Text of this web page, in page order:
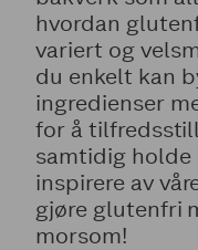
hvordan
variert og
du enkelt kan
ingredienser
for å
samtidig holde
inspirere av
gjøre glutenfri
morsom!